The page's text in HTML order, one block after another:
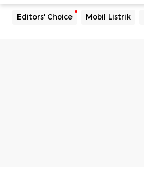
Editors' Choice Mobil Listrik